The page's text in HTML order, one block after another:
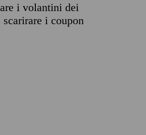
i volantini dei
i coupon